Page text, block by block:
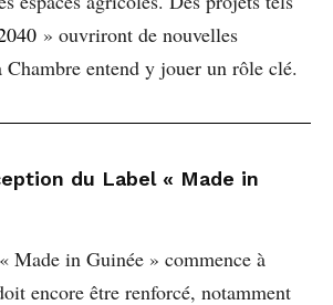
» ouvriront de nouvelles
Chambre entend y jouer un rôle clé.
du Label « Made in
Made in Guinée » commence à
encore être renforcé, notamment